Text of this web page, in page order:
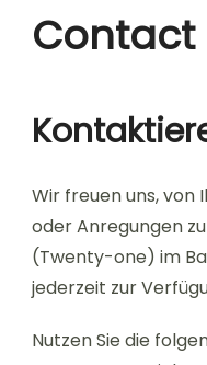
Contact
Wir freuen uns, von
oder Anregungen zu
(Twenty-one) im
jederzeit zur
Nutzen Sie die